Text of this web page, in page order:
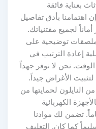
بعناية فائقة
اهتمامنا بأدق تفاصيل
لجميع مقتنياتك.
ملصقات توضيحية على
إعادة الترتيب في
نحن لا نوفر جهداً
الأغراض جيداً.
النايلون لحمايتها من
الكهربائية
تضمن لك موادنا
كما كان. التغليف